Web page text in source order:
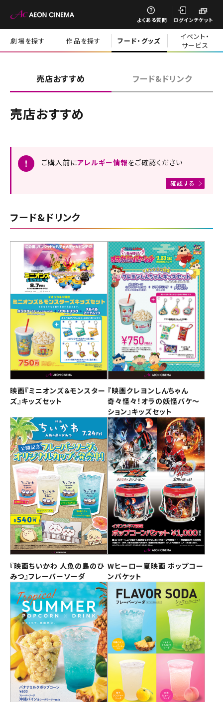
よくある質問 ログインチケット
閉じる
チケット購入
チケットの購入は下記リンクより、劇場を選択の上、ご覧にな
りたい作品を選択しご購入ください。
他の劇場で購入される方はボタン下のリンクから劇場の選択へ
お進みください。
劇場を選択する
無料のワタシアターライト会員もあります。
劇場を探す 作品を探す フード・グッズ
イベント・
サービス
売店おすすめ フード&ドリンク
売店おすすめ
ご購入前にアレルギー情報をご確認ください
確認する
フード&ドリンク
映画『ミニオンズ＆モンスター
ズ』キッズセット
『映画クレヨンしんちゃん
奇々怪々！オラの妖怪バケ～
ション』キッズセット
『映画ちいかわ 人魚の島のひ
みつ』フレーバーソーダ
Wヒーロー夏映画 ポップコー
ンバケット
閉じる
『映画ちいかわ 人魚の島のひみつ』フレ
ーバーソーダ
閉じる
バナナミルクポップコーン/沖縄パイン＆
シークワーサーmixソーダ
閉じる
フレーバーソーダ 4種
閉じる
チョコレートクリームチュリトス
閉じる
Wヒーロー夏映画 ポップコーンバケット
閉じる
『映画クレヨンしんちゃん 奇々怪々！オ
ラの妖怪バケ～ション』キッズセット
閉じる
映画『ミニオンズ＆モンスターズ』キッズ
セット
閉じる
閉じる
劇場を変更しますか？
劇場を変更すると、STEP2以降で選択いただいた情報は解除
されます。
変更しないで続ける 変更する
閉じる
上映日を変更しますか？
上映日を変更すると、STEP3以降で選択いただいた情報は解
除されます。
変更しないで続ける 変更する